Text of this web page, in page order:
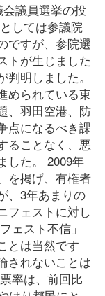
議員選挙の投
しては参議院
ですが、参院選
トが生じました
明しました。
められている東
、羽田空港、防
点になるべき課
ることなく、悪
した。 2009年
を掲げ、有権者
、3年あまりの
フェストに対し
ェスト不信」
とは当然です
されないことは
率は、前回比